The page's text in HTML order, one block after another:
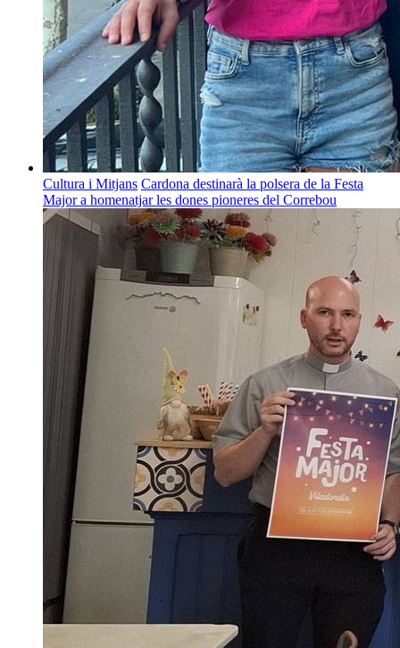
Cultura i Mitjans Cardona destinarà la polsera de la Festa
Major a homenatjar les dones pioneres del Correbou